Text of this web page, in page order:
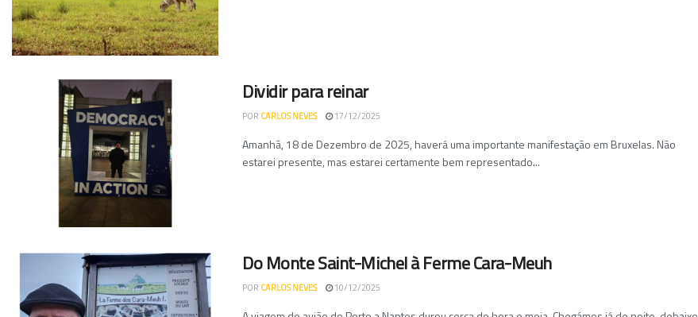
Dividir para reinar
POR CARLOS NEVES 17/12/2025
Amanhã, 18 de Dezembro de 2025, haverá uma importante manifestação em Bruxelas. Não
estarei presente, mas estarei certamente bem representado...
Do Monte Saint-Michel à Ferme Cara-Meuh
POR CARLOS NEVES 10/12/2025